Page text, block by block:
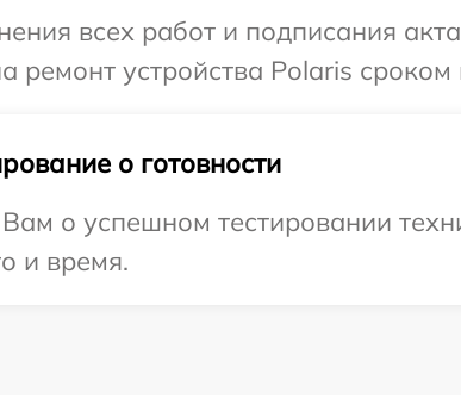
всех работ и подписания
ремонт устройства Polaris
о готовности
о успешном тестировании
и время.